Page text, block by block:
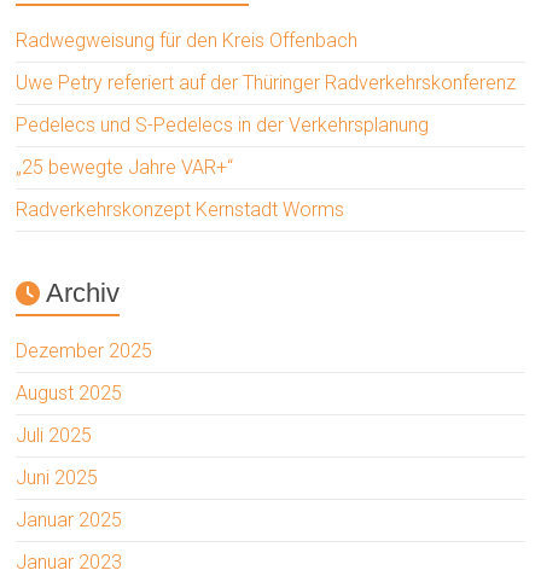
Radwegweisung für den Kreis Offenbach
Uwe Petry referiert auf der Thüringer Radverkehrskonferenz
Pedelecs und S-Pedelecs in der Verkehrsplanung
„25 bewegte Jahre VAR+“
Radverkehrskonzept Kernstadt Worms
Archiv
Dezember 2025
August 2025
Juli 2025
Juni 2025
Januar 2025
Januar 2023